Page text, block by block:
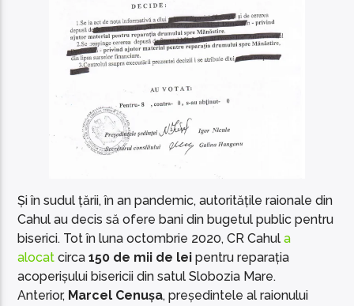
Și în sudul țării, în an pandemic, autoritățile raionale din
Cahul au decis să ofere bani din bugetul public pentru
biserici. Tot în luna octombrie 2020, CR Cahula
alocatcirca150 de mii de leipentru reparația
acoperișului bisericii din satul Slobozia Mare.
Anterior, Marcel Cenușa, președintele al raionului